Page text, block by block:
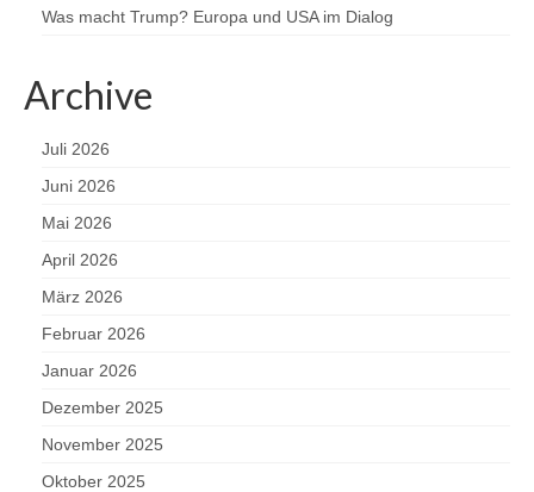
Was macht Trump? Europa und USA im Dialog
Archive
Juli 2026
Juni 2026
Mai 2026
April 2026
März 2026
Februar 2026
Januar 2026
Dezember 2025
November 2025
Oktober 2025